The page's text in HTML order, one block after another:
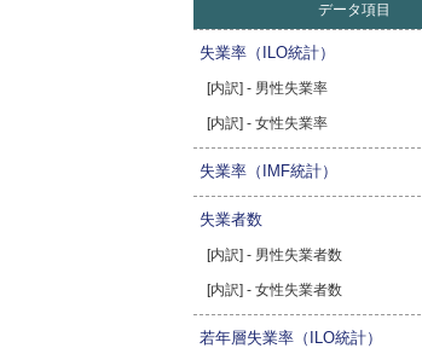
データ項目
失業率（ILO統計）
[内訳] - 男性失業率
[内訳] - 女性失業率
失業率（IMF統計）
失業者数
[内訳] - 男性失業者数
[内訳] - 女性失業者数
若年層失業率（ILO統計）